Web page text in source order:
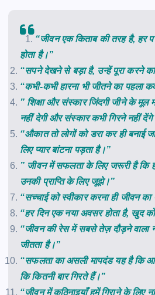
“जीवन एक किताब की तरह है, हर
होता है।”
“सपने देखने से बड़ा है, उन्हें पूरा करने
“कभी-कभी हारना भी जीतने का पहला
” शिक्षा और संस्कार जिंदगी जीने के मूल
नहीं देगी और संस्कार कभी गिरने नहीं
“औकात तो लोगों को डरा कर ही बनाई
लिए प्यार बांटना पड़ता है।”
” जीवन में सफलता के लिए जरूरी है कि
उनकी प्राप्ति के लिए जूझे।”
“सच्चाई को स्वीकार करना ही जीवन
“हर दिन एक नया अवसर होता है, खुद
“जीवन की रेस में सबसे तेज़ दौड़ने वाला
जीतता है।”
“सफलता का असली मापदंड यह है कि
कि कितनी बार गिरते हैं।”
“जीवन में कठिनाइयाँ हमें गिराने के लिए